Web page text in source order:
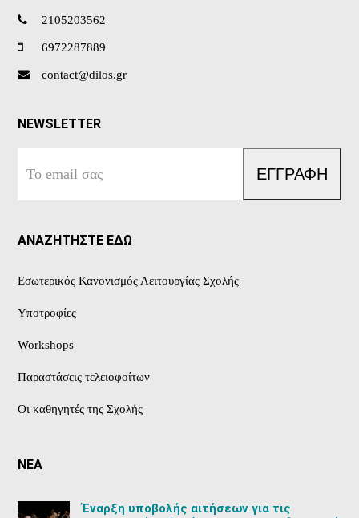
2105203562
6972287889
contact@dilos.gr
NEWSLETTER
email
ΕΓΓΡΑΦΗ
ΑΝΑΖΗΤΗΣΤΕ ΕΔΩ
Εσωτερικός Κανονισμός Λειτουργίας Σχολής
Υποτροφίες
Workshops
Παραστάσεις τελειοφοίτων
Οι καθηγητές της Σχολής
ΝΕΑ
Έναρξη υποβολής αιτήσεων για τις